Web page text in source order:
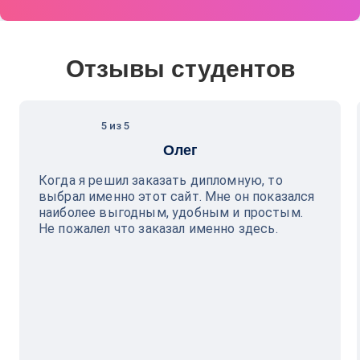
Отзывы студентов
5 из 5
Олег
Когда я решил заказать дипломную, то
выбрал именно этот сайт. Мне он показался
наиболее выгодным, удобным и простым.
Не пожалел что заказал именно здесь.